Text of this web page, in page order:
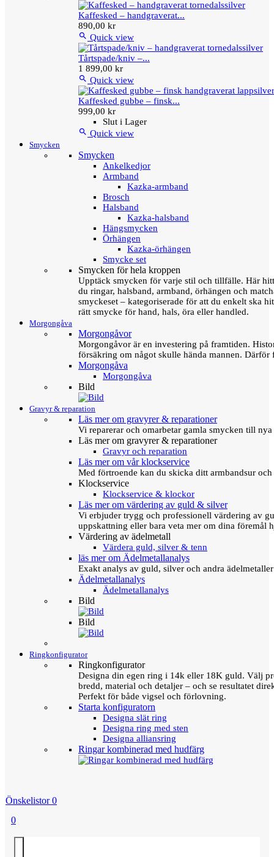
Kaffesked – handgraverat...
890,00 kr
 Quick view
Tårtspade/kniv –...
1 899,00 kr
 Quick view
Kaffesked gubbe – finsk...
999,00 kr
Slut i Lager
 Quick view
Smycken
Smycken
Ankelkedjor
Armband
Kazka-armband
Brosch
Halsband
Kazka-halsband
Hängsmycken
Örhängen
Kazka-örhängen
Smycke set
Smycken för hela kroppen
Upptäck smycken för varje stil och tillfälle. Här
du ringar, halsband, armband, örhängen och
smyckeset – kategoriserade för att du enkelt ska
rätt smycke för hand, hals, öra eller handled.
Morgongåva
Morgongåvor
Morgongåvor är en investering på framtiden.
försäkring om något skulle hända mannen.
Morgongåva
Morgongåva
Bild
Gravyr & reparation
Läs mer om gravyrer & reparationer
Vi reparerar och omarbetar gamla smycken till
Läs mer om gravyrer & reparationer
Gravyr och reparation
Läs mer om vår klockservice
Med förtroende kan du skicka ditt armbandsur
Klockservice
Klockservice & klockor
Läs mer om värdering av guld & silver
Vi erbjuder trygg och professionell värdering av
uppskattning eller bara veta mer om dina föremål
Värdering av ädelmetall
Värdera guld, silver & tenn
läs mer om Ädelmetallanalys
Exakt analys av guld, silver och andra
Ädelmetallanalys
Ädelmetallanalys
Bild
Bild
Ringkonfigurator
Ringkonfigurator
Designa din egen ring i 14k eller 18K guld. Välj
bredd, material och detaljer – och se resultatet
Perfekt för både vigsel och förlovning.
Starta konfiguratorn
Designa slät ring
Designa ring med sten
Designa alliansring
Ringar kombinerad med hudfärg
Önskelistor 0
0